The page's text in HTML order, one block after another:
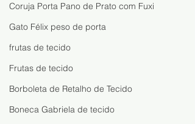
Coruja Porta Pano de Prato com Fuxi
Gato Félix peso de porta
frutas de tecido
Frutas de tecido
Borboleta de Retalho de Tecido
Boneca Gabriela de tecido